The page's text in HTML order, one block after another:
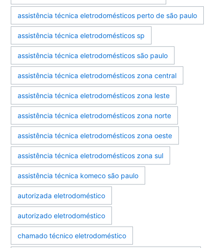
assistência técnica eletrodomésticos perto de são paulo
assistência técnica eletrodomésticos sp
assistência técnica eletrodomésticos são paulo
assistência técnica eletrodomésticos zona central
assistência técnica eletrodomésticos zona leste
assistência técnica eletrodomésticos zona norte
assistência técnica eletrodomésticos zona oeste
assistência técnica eletrodomésticos zona sul
assistência técnica komeco são paulo
autorizada eletrodoméstico
autorizado eletrodoméstico
chamado técnico eletrodoméstico